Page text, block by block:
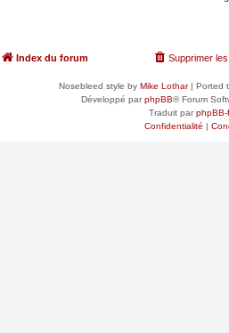
Index du forum Supprimer
Nosebleed style by Mike Lothar| Ported
Développé parphpBB® Forum
Traduit parphpBB-
Confidentialité |